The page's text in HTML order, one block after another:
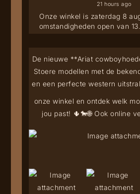
Onze winkel is zaterdag 8
omstandigheden open van
21 hours ago
De nieuwe **Ariat
Stoere modellen met de
en een perfecte western
onze winkel en ontdek welk
jou past! 🌵🐎🌐 Ook online